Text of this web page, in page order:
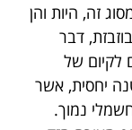
זה, היות והן
דבר
לקיום של
יחסית, אשר
נמוך.